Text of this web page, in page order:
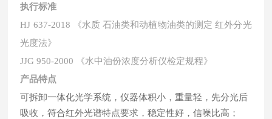
执行标准
HJ 637-2018 《水质 石油类和动植物油类的测定 红外分光
光度法》
JJG 950-2000 《水中油份浓度分析仪检定规程》
产品特点
可拆卸一体化光学系统，仪器体积小，重量轻，先分光后
吸收，符合红外光谱特点要求，稳定性好，信噪比高；